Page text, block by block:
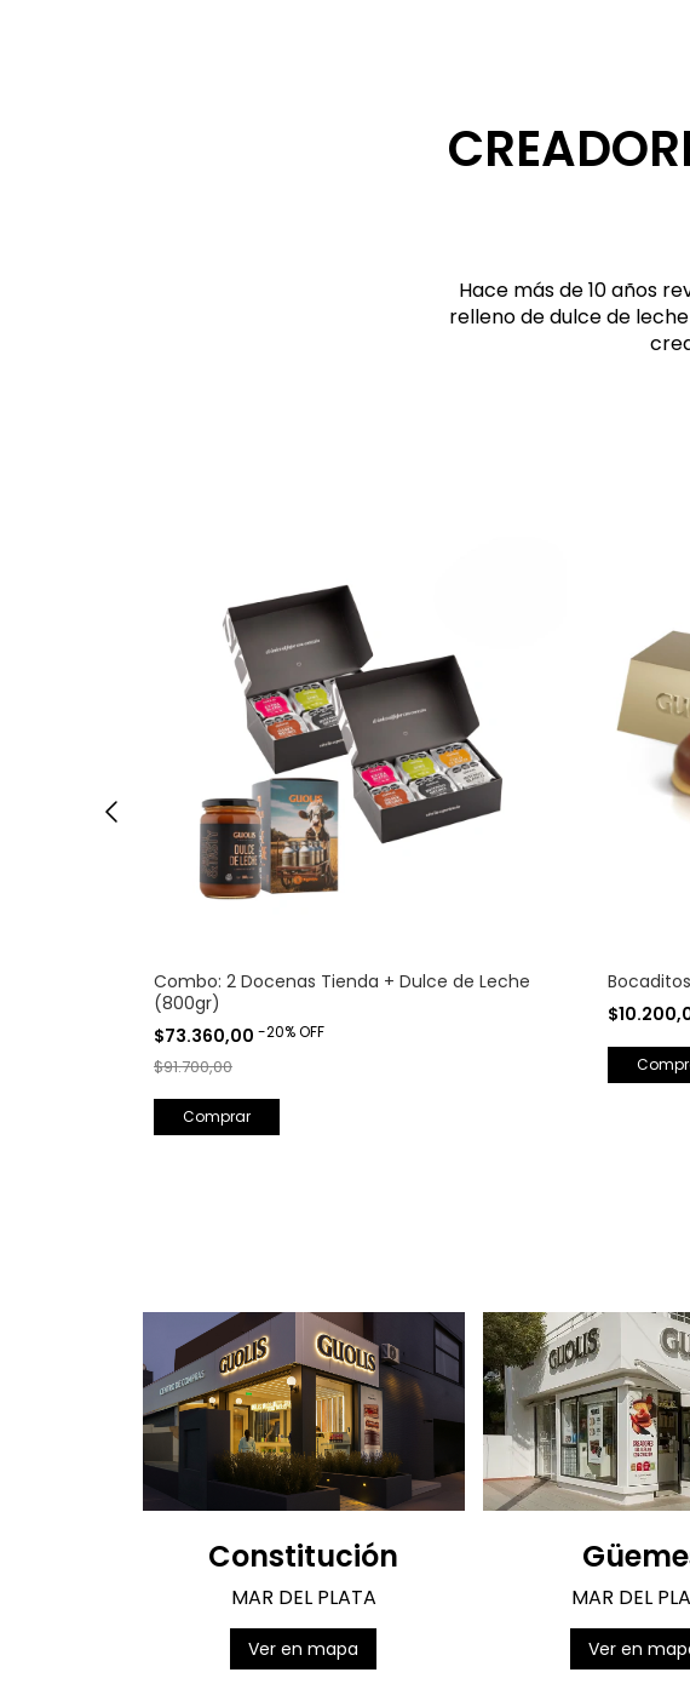
Hace más de 10 años
relleno de dulce de
Combo: 2 Docenas Tienda + Dulce de Leche
(800gr)
$73.360,00 -20%OFF
$91.700,00
Constitución
MAR DEL PLATA
Ver en mapa
MAR DEL
Ver en